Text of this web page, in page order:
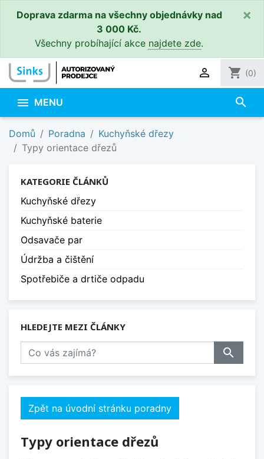
Doprava zdarma na všechny objednávky nad
3 000 Kč.
Všechny probíhající akce najdete zde.
×
 shopping_cart (0)
 MENU search
Domů Poradna
Kuchyňské dřezy
Typy orientace dřezů
KATEGORIE ČLÁNKŮ
Kuchyňské dřezy
Kuchyňské baterie
Odsavače par
Údržba a čištění
Spotřebiče a drtiče odpadu
HLEDEJTE MEZI ČLÁNKY
search
Zpět na úvodní stránku poradny
Typy orientace dřezů